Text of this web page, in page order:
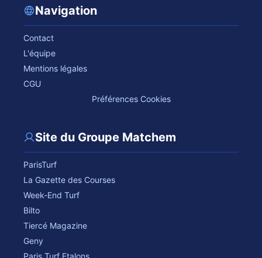
Navigation
Contact
L'équipe
Mentions légales
CGU
Préférences Cookies
Site du Groupe Matchem
ParisTurf
La Gazette des Courses
Week-End Turf
Bilto
Tiercé Magazine
Geny
Paris Turf Etalons